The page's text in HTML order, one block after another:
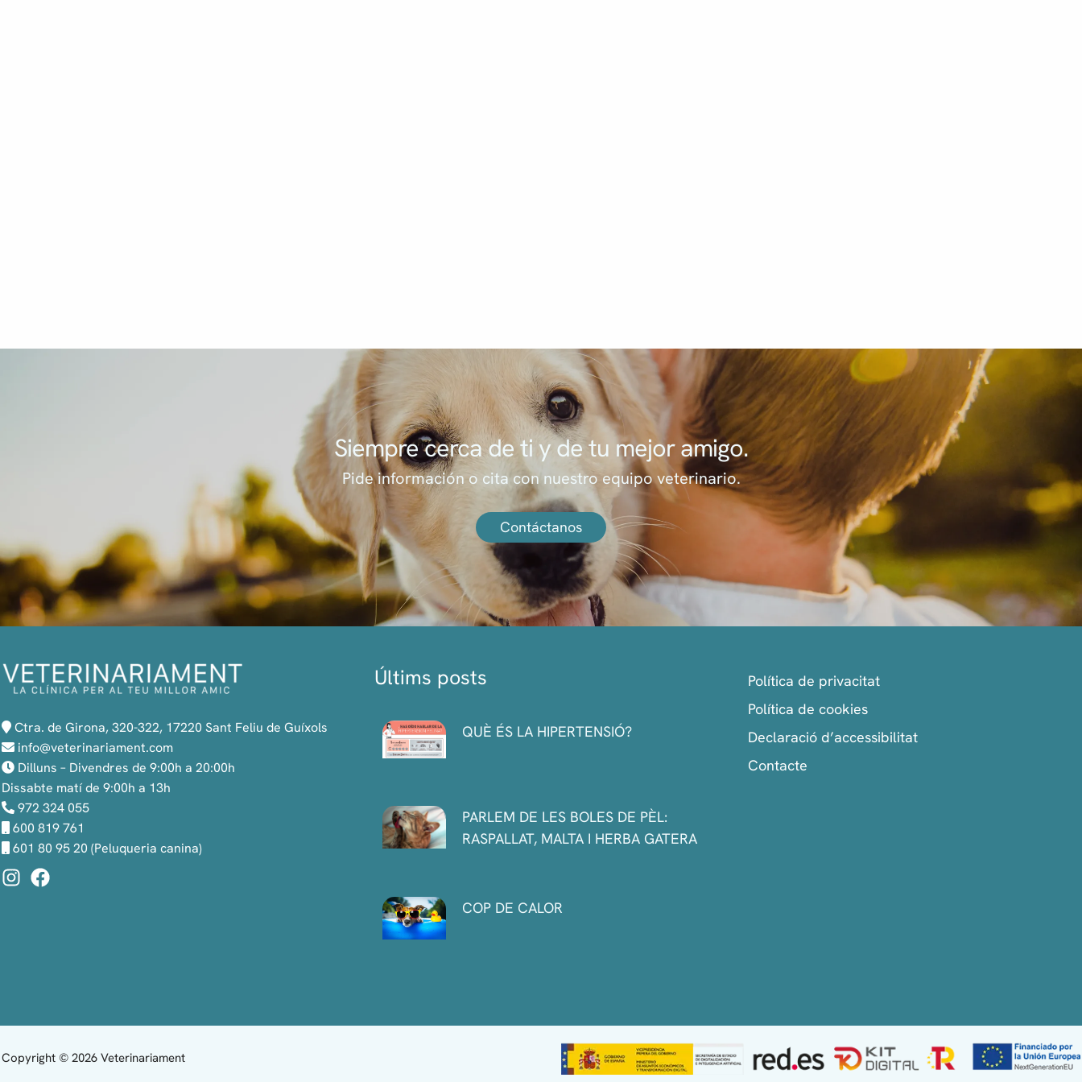
Siempre cerca de ti y de tu mejor amigo.
Pide información o cita con nuestro equipo veterinario.
Contáctanos
Ctra. de Girona, 320-322, 17220 Sant Feliu de Guíxols
info@veterinariament.com
Dilluns – Divendres de 9:00h a 20:00h
Dissabte matí de 9:00h a 13h
972 324 055
600 819 761
601 80 95 20 (Peluqueria canina)
Últims posts
QUÈ ÉS LA HIPERTENSIÓ?
PARLEM DE LES BOLES DE PÈL:
RASPALLAT, MALTA I HERBA GATERA
COP DE CALOR
Política de privacitat
Política de cookies
Declaració d’accessibilitat
Contacte
Copyright © 2026 Veterinariament